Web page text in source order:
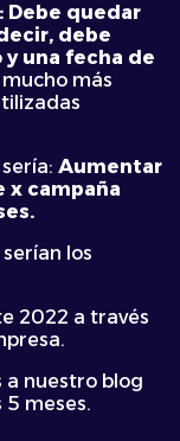
Debe quedar
debe
una fecha de
más
Aumentar
x campaña
los
2022 a través
nuestro blog
5 meses.